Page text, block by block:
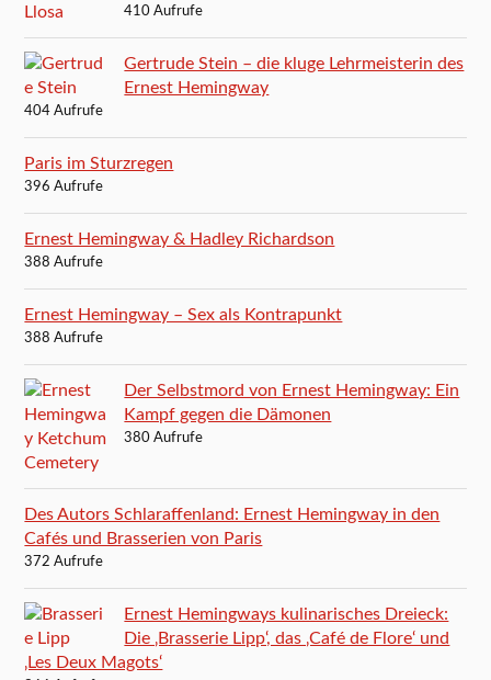
410 Aufrufe
Gertrude Stein – die kluge Lehrmeisterin des
Ernest Hemingway
404 Aufrufe
Paris im Sturzregen
396 Aufrufe
Ernest Hemingway & Hadley Richardson
388 Aufrufe
Ernest Hemingway – Sex als Kontrapunkt
388 Aufrufe
Der Selbstmord von Ernest Hemingway: Ein
Kampf gegen die Dämonen
380 Aufrufe
Des Autors Schlaraffenland: Ernest Hemingway in den
Cafés und Brasserien von Paris
372 Aufrufe
Ernest Hemingways kulinarisches Dreieck:
Die ‚Brasserie Lipp‘, das ‚Café de Flore‘ und
‚Les Deux Magots‘